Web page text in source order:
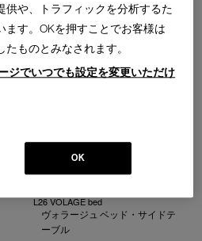
583 ESOSOFT COFFEE TABLE
OUTDOOR
エゾソフト コーヒーテーブル
アウトドア
L26 VOLAGE bed
ヴォラージュ ベッド・サイドテ
ーブル
供や、トラフィックを分析するた
ます。OKを押すことでお客様は
ものとみなされます。
ジでいつでも設定を変更いただけ
OK